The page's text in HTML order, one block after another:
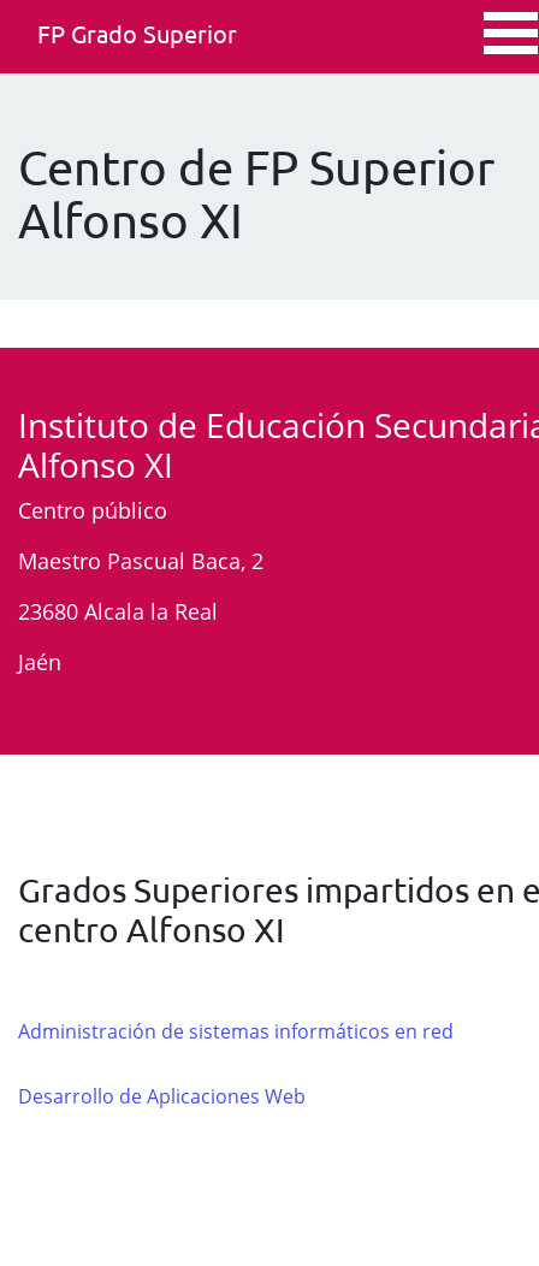
FP Grado Superior
Centro de FP Superior
Alfonso XI
Instituto de Educación
Alfonso XI
Centro público
Maestro Pascual Baca, 2
23680 Alcala la Real
Jaén
Grados Superiores impartidos en
centro Alfonso XI
Administración de sistemas informáticos en red
Desarrollo de Aplicaciones Web